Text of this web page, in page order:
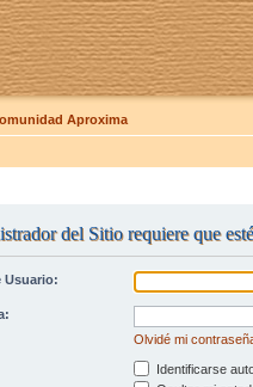
Aproxima
del Sitio requiere que
Usuario:
Olvidé mi
Identificarse